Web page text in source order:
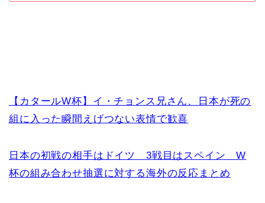
【カタールW杯】イ・チョンス兄さん、日本が死の
組に入った瞬間えげつない表情で歓喜
日本の初戦の相手はドイツ 3戦目はスペイン W
杯の組み合わせ抽選に対する海外の反応まとめ